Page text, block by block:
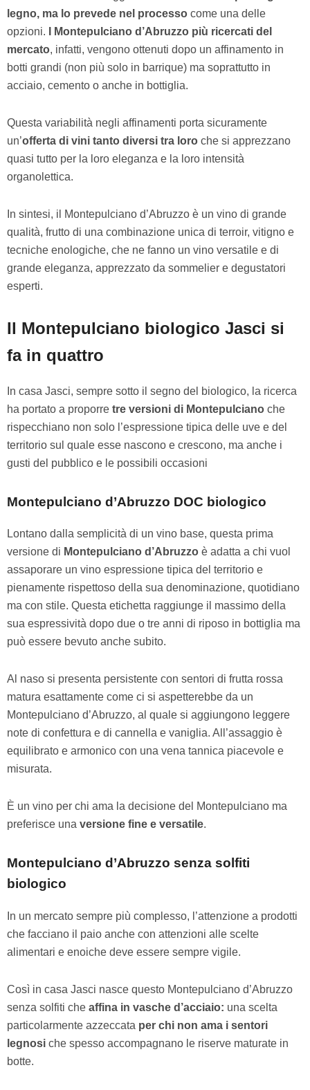
legno, ma lo prevede nel processo come una delle
opzioni.
I Montepulciano d’Abruzzo più ricercati del
mercato, infatti, vengono ottenuti dopo un affinamento in
botti grandi (non più solo in barrique) ma soprattutto in
acciaio, cemento o anche in bottiglia.
Questa variabilità negli affinamenti porta sicuramente
un’offerta di vini tanto diversi tra loro che si apprezzano
quasi tutto per la loro eleganza e la loro intensità
organolettica.
In sintesi, il Montepulciano d’Abruzzo è un vino di grande
qualità, frutto di una combinazione unica di terroir, vitigno e
tecniche enologiche, che ne fanno un vino versatile e di
grande eleganza, apprezzato da sommelier e degustatori
esperti.
Il Montepulciano biologico Jasci si
fa in quattro
In casa Jasci, sempre sotto il segno del biologico, la ricerca
ha portato a proporre tre versioni di Montepulciano che
rispecchiano non solo l’espressione tipica delle uve e del
territorio sul quale esse nascono e crescono, ma anche i
gusti del pubblico e le possibili occasioni
Montepulciano d’Abruzzo DOC biologico
Lontano dalla semplicità di un vino base, questa prima
versione di Montepulciano d’Abruzzo è adatta a chi vuol
assaporare un vino espressione tipica del territorio e
pienamente rispettoso della sua denominazione, quotidiano
ma con stile. Questa etichetta raggiunge il massimo della
sua espressività dopo due o tre anni di riposo in bottiglia ma
può essere bevuto anche subito.
Al naso si presenta persistente con sentori di frutta rossa
matura esattamente come ci si aspetterebbe da un
Montepulciano d’Abruzzo, al quale si aggiungono leggere
note di confettura e di cannella e vaniglia. All’assaggio è
equilibrato e armonico con una vena tannica piacevole e
misurata.
È un vino per chi ama la decisione del Montepulciano ma
preferisce una versione fine e versatile.
Montepulciano d’Abruzzo senza solfiti
biologico
In un mercato sempre più complesso, l’attenzione a prodotti
che facciano il paio anche con attenzioni alle scelte
alimentari e enoiche deve essere sempre vigile.
Così in casa Jasci nasce questo Montepulciano d’Abruzzo
senza solfiti che affina in vasche d’acciaio: una scelta
particolarmente azzeccata per chi non ama i sentori
legnosi che spesso accompagnano le riserve maturate in
botte.